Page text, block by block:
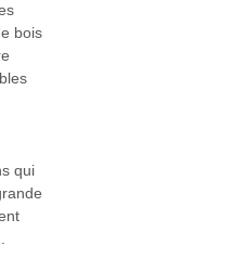
bois
qui